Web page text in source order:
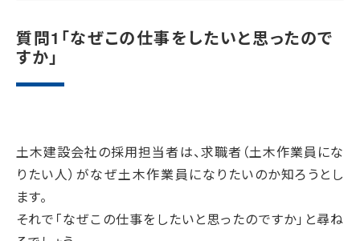
質問1「なぜこの仕事をしたいと思ったので
すか」
土木建設会社の採用担当者は、求職者（土木作業員にな
りたい人）がなぜ土木作業員になりたいのか知ろうとし
ます。
それで「なぜこの仕事をしたいと思ったのですか」と尋ね